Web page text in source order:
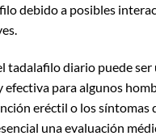
debido a posibles
tadalafilo diario puede ser
efectiva para algunos
eréctil o los síntomas
una evaluación